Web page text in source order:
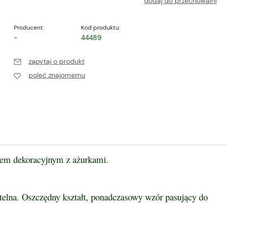
Producent:
-
Kod produktu:
44489
zapytaj o produkt
poleć znajomemu
zawiera ewentualnych kosztów
dekoracyjnym z ażurkami.
Oszczędny kształt, ponadczasowy wzór pasujący do